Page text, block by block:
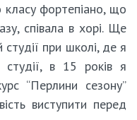
класу фортепіано, що
співала в хорі. Ще
при школі, де я
студії, в 15 років я
“Перлини сезону”
виступити перед